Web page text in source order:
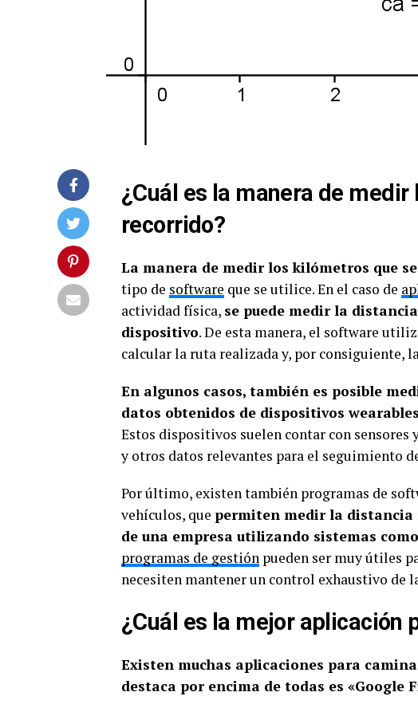
¿Cuál es la manera de
recorrido?
La manera de medir los kilómetros que
tipo de software que se utilice. En el caso de
actividad física, se puede medir la
dispositivo. De esta manera, el software
calcular la ruta realizada y, por consiguiente,
En algunos casos, también es posible
datos obtenidos de dispositivos wearables
Estos dispositivos suelen contar con
y otros datos relevantes para el seguimiento
Por último, existen también programas de
vehículos, que permiten medir la distancia
de una empresa utilizando sistemas
programas de gestión pueden ser muy útiles
necesiten mantener un control exhaustivo de
¿Cuál es la mejor aplicación
Existen muchas aplicaciones para
destaca por encima de todas es «Google